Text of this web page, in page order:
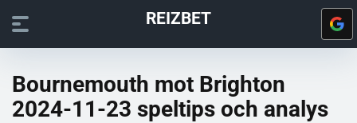
REIZBET
Bournemouth mot Brighton
2024-11-23 speltips och analys